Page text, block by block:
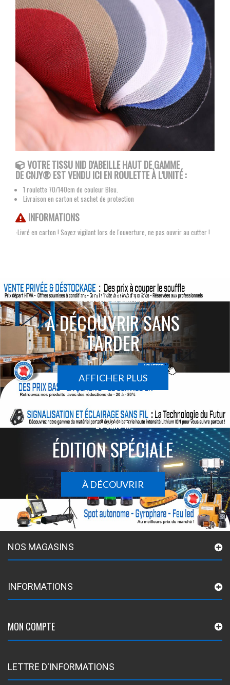
VOTRE TISSU NID D'ABEILLE HAUT DE GAMME
DECNJY®EST VENDU ICI EN ROULETTE À L'UNITÉ :
1 roulette 70/140cm de couleur Bleu.
Livraison en carton et sachet de protection
INFORMATIONS
-Livré en carton ! Soyez vigilant lors de l'ouverture, ne pas ouvrir au cutter !
ACTIONS SPÉCIALES
À DÉCOUVRIR SANS
TARDER
AFFICHER PLUS
Le sans-fil
ÉDITION SPÉCIALE
À DÉCOUVRIR
NOS MAGASINS
INFORMATIONS
MON COMPTE
LETTRE D'INFORMATIONS